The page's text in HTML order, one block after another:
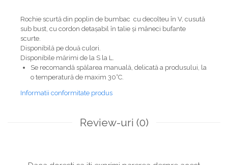
Rochie scurtă din poplin de bumbac cu decolteu în V, cusută
sub bust, cu cordon detașabil în talie și mâneci bufante
scurte.
Disponibilă pe două culori.
Disponibile mărimi de la S la L.
Se recomandă spălarea manuală, delicată a produsului, la
o temperatură de maxim 30°C.
Informatii conformitate produs
Review-uri (0)